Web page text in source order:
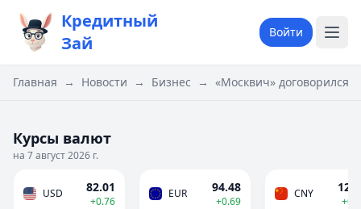
Кредитный
Зай
Войти
Главная → Новости → Бизнес → «Москвич» договорился
Курсы валют
на 7 август 2026 г.
USD 82.01
+0.76
EUR 94.48
+0.69
CNY